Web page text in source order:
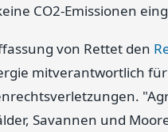
CO2-Emissionen
von Rettet den
mitverantwortlich
Savannen und